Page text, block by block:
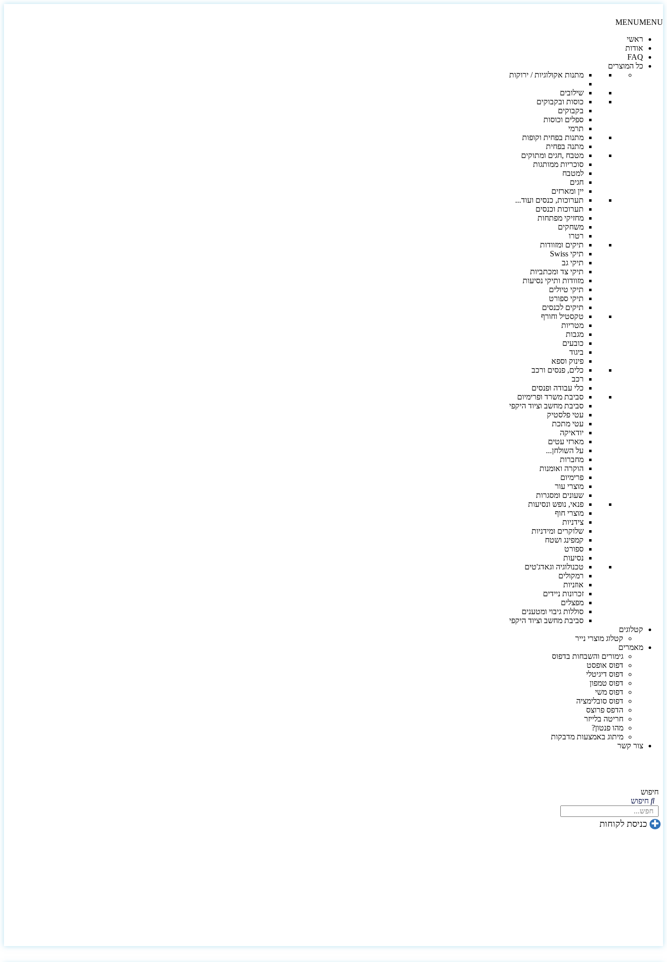
MENUMENU
ראשי
אודות
FAQ
כל המוצרים
מתנות אקולוגיות / ירוקות
שילובים
כוסות ובקבוקים
בקבוקים
ספלים וכוסות
תרמי
מתנות בפחית וקופות
מתנה בפחית
מטבח ,חגים ומתוקים
סוכריות ממותגות
למטבח
חגים
יין ומארזים
תערוכות, כנסים ועוד...
תערוכות וכנסים
מחזיקי מפתחות
משחקים
רטרו
תיקים ומזוודות
תיקי Swiss
תיקי גב
תיקי צד ומכתביות
מזוודות ותיקי נסיעות
תיקי טיולים
תיקי ספורט
תיקים לכנסים
טקסטיל וחורף
מטריות
מגבות
כובעים
ביגוד
פינוק וספא
כלים, פנסים ורכב
רכב
כלי עבודה ופנסים
סביבת משרד ופרימיום
סביבת מחשב וציוד היקפי
עטי פלסטיק
עטי מתכת
יודאיקה
מארזי עטים
על השולחן...
מחברות
הוקרה ואומנות
פרימיום
מוצרי עור
שעונים ומסגרות
פנאי, נופש ונסיעות
מוצרי חוף
צידניות
שלוקרים ומידניות
קמפינג ושטח
ספורט
נסיעות
טכנולוגיה וגאדג'טים
רמקולים
אוזניות
זכרונות ניידים
מפצלים
סוללות גיבוי ומטענים
סביבת מחשב וציוד היקפי
קטלוגים
קטלוג מוצרי נייר
מאמרים
גימורים והשבחות בדפוס
דפוס אופסט
דפוס דיגיטלי
דפוס טמפון
דפוס משי
דפוס סובלימציה
הדפס פרוצס
חריטה בלייזר
מהו פנטון?
מיתוג באמצעות מדבקות
צור קשר
חיפוש
חיפוש
כניסת לקוחות